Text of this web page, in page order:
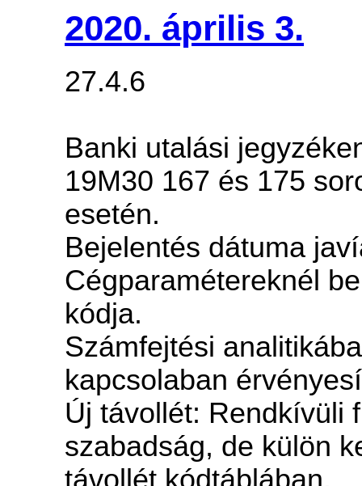
2020. április 3.
27.4.6
Banki utalási
19M30 167 és 175
esetén.
Bejelentés dátuma
Cégparamétereknél
kódja.
Számfejtési
kapcsolaban
Új távollét: Rendkívüli
szabadság, de külön